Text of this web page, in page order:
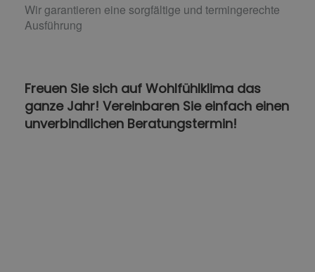
Wir garantieren eine sorgfältige und termingerechte
Ausführung
Freuen Sie sich auf Wohlfühlklima das
ganze Jahr! Vereinbaren Sie einfach einen
unverbindlichen Beratungstermin!